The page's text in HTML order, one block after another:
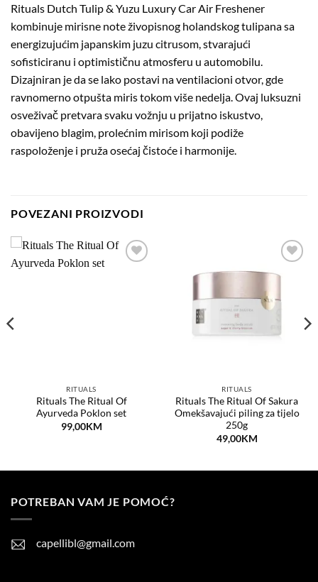
Rituals Dutch Tulip & Yuzu Luxury Car Air Freshener
kombinuje mirisne note živopisnog holandskog tulipana sa
energizujućim japanskim juzu citrusom, stvarajući
sofisticiranu i optimističnu atmosferu u automobilu.
Dizajniran je da se lako postavi na ventilacioni otvor, gde
ravnomerno otpušta miris tokom više nedelja. Ovaj luksuzni
osveživač pretvara svaku vožnju u prijatno iskustvo,
obavijeno blagim, prolećnim mirisom koji podiže
raspoloženje i pruža osećaj čistoće i harmonije.
POVEZANI PROIZVODI
RITUALS
Rituals The Ritual Of
Ayurveda Poklon set
99,00KM
želja
RITUALS
Rituals The Ritual Of Sakura
Omekšavajući piling za tijelo
250g
49,00KM
POTREBAN VAM JE POMOĆ?
capellibl@gmail.com